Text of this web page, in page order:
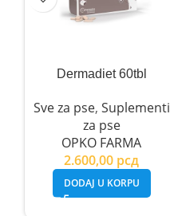
Dermadiet 60tbl
Sve za pse, Suplementi
za pse
OPKO FARMA
2.600,00 рсд
DODAJ U KORPU